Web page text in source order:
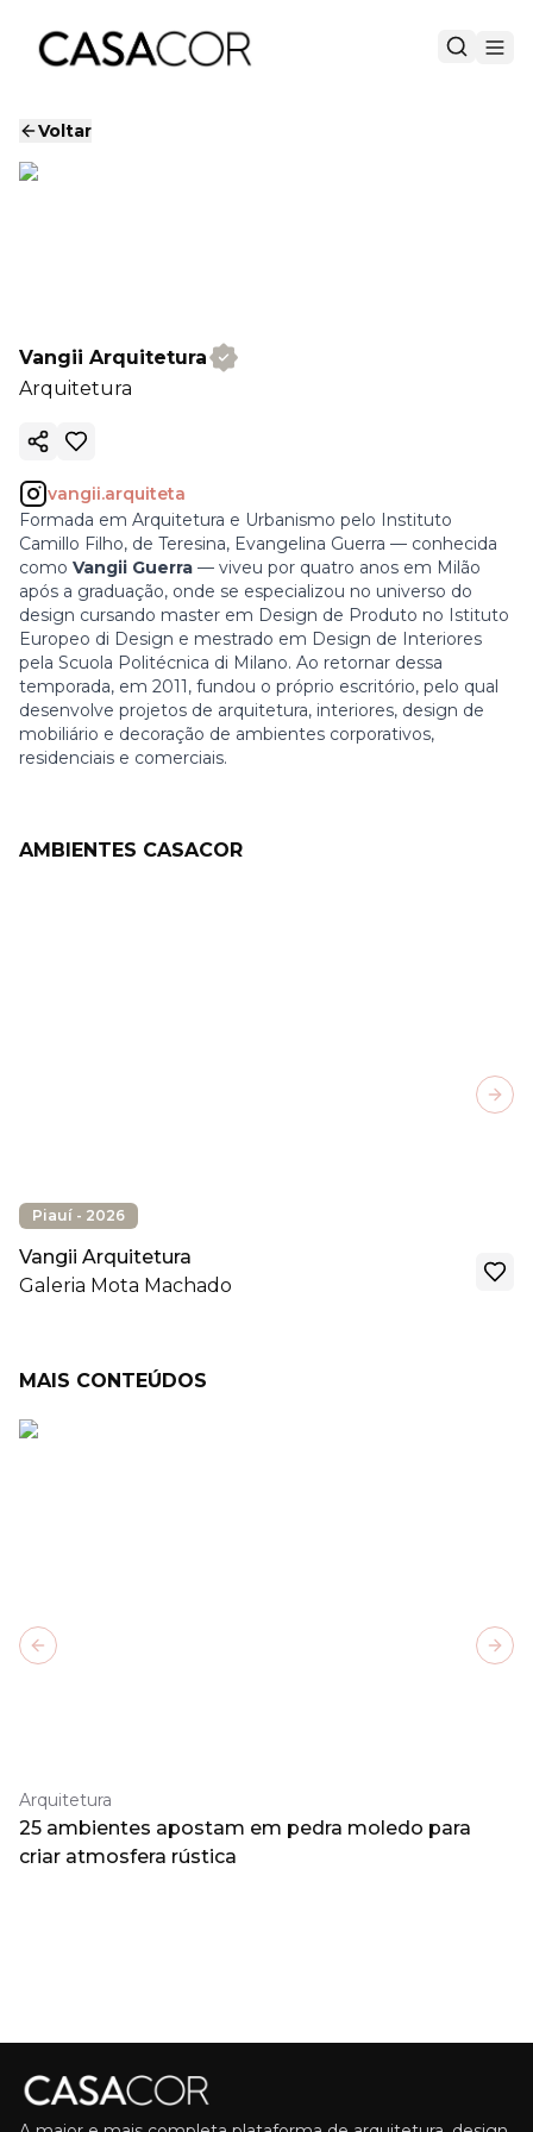
Voltar
Vangii Arquitetura
Arquitetura
Copiar link
vangii.arquiteta
Formada em Arquitetura e Urbanismo pelo Instituto
Camillo Filho, de Teresina, Evangelina Guerra — conhecida
como Vangii Guerra — viveu por quatro anos em Milão
após a graduação, onde se especializou no universo do
design cursando master em Design de Produto no Istituto
Europeo di Design e mestrado em Design de Interiores
pela Scuola Politécnica di Milano. Ao retornar dessa
temporada, em 2011, fundou o próprio escritório, pelo qual
desenvolve projetos de arquitetura, interiores, design de
mobiliário e decoração de ambientes corporativos,
residenciais e comerciais.
AMBIENTES CASACOR
Piauí - 2026
Vangii Arquitetura
Galeria Mota Machado
MAIS CONTEÚDOS
Arquitetura
25 ambientes apostam em pedra moledo para
criar atmosfera rústica
Previous slide